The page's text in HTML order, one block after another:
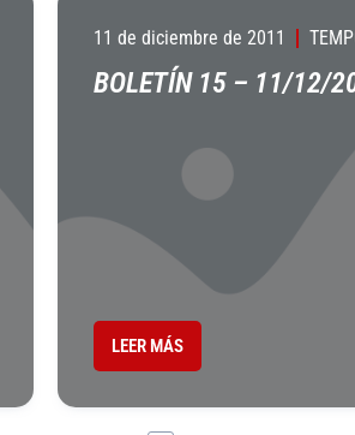
11 de diciembre de 2011
BOLETÍN 15 – 11/12/
LEER MÁS